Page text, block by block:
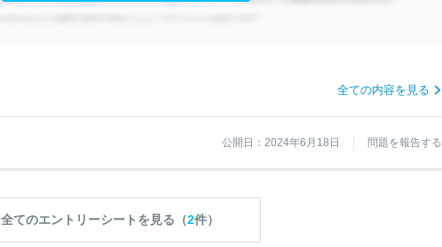
全ての内容を見る
公開日：2024年6月18日 問題を報告する
全てのエントリーシートを見る（2件）